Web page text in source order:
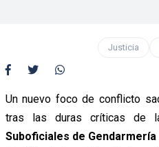
Justicia
Un nuevo foco de conflicto
tras las duras críticas de
Suboficiales de